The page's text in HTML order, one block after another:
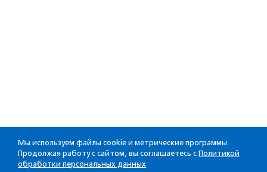
Мы используем файлы cookie и метрические программы.
Продолжая работу с сайтом, вы соглашаетесь с Политикой
обработки персональных данных